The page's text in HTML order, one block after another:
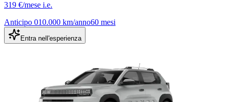
319 €/mese i.e.
Anticipo 010.000 km/anno60 mesi
Entra nell'esperienza